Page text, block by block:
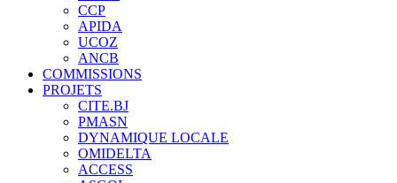
CCP
APIDA
UCOZ
ANCB
COMMISSIONS
PROJETS
CITE.BJ
PMASN
DYNAMIQUE LOCALE
OMIDELTA
ACCESS